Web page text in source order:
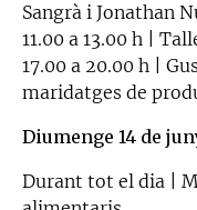
Sangrà i Jonathan
11.00 a 13.00 h |
17.00 a 20.00 h |
maridatges de
Diumenge 14 de
Durant tot el dia |